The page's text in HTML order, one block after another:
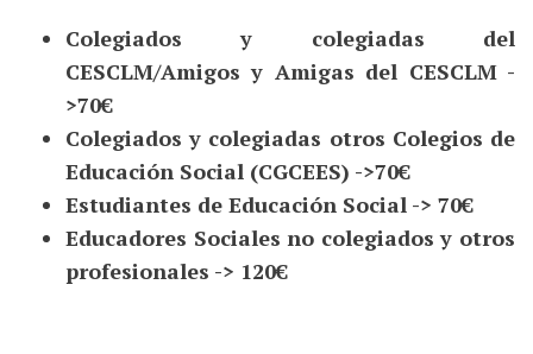
Colegiados y colegiadas del
CESCLM/Amigos y Amigas del CESCLM -
>70€
Colegiados y colegiadas otros Colegios de
Educación Social (CGCEES) ->70€
Estudiantes de Educación Social -> 70€
Educadores Sociales no colegiados y otros
profesionales -> 120€